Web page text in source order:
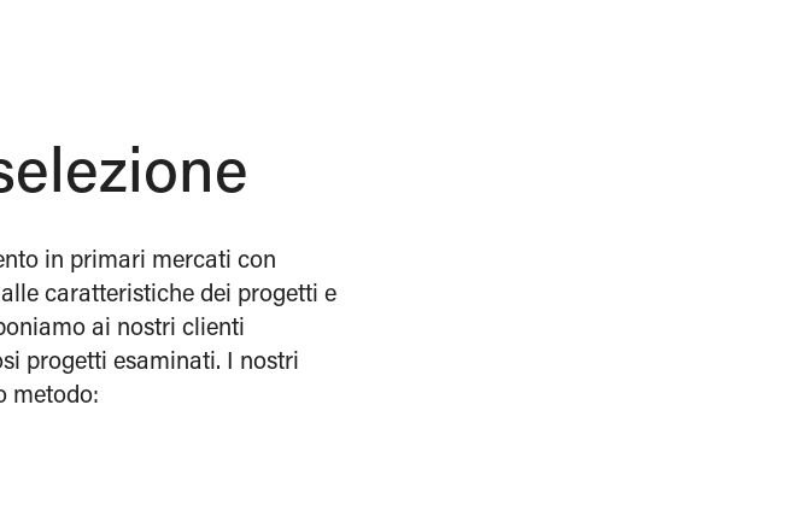
in primari mercati con
caratteristiche dei progetti e
ai nostri clienti
progetti esaminati. I nostri
metodo: